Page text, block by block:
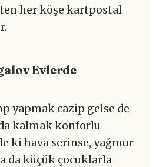
her köşe kartpostal
Evlerde
yapmak cazip gelse de
kalmak konforlu
ki hava serinse, yağmur
da küçük çocuklarla